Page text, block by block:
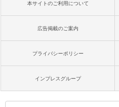
本サイトのご利用について
広告掲載のご案内
プライバシーポリシー
インプレスグループ